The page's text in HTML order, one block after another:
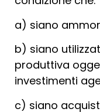
a) siano
b) siano
produttiva
investimenti
c) siano